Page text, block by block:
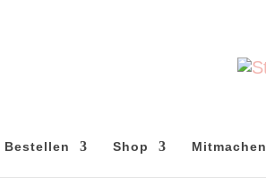
Bestellen Shop Mitmachen